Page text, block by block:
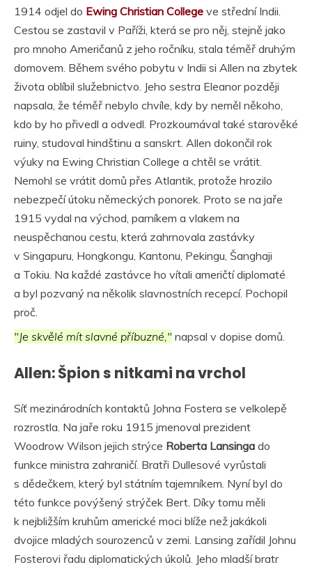
1914 odjel do Ewing Christian College ve střední Indii.
Cestou se zastavil v Paříži, která se pro něj, stejně jako
pro mnoho Američanů z jeho ročníku, stala téměř druhým
domovem. Během svého pobytu v Indii si Allen na zbytek
života oblíbil služebnictvo. Jeho sestra Eleanor později
napsala, že téměř nebylo chvíle, kdy by neměl někoho,
kdo by ho přivedl a odvedl. Prozkoumával také starověké
ruiny, studoval hindštinu a sanskrt. Allen dokončil rok
výuky na Ewing Christian College a chtěl se vrátit.
Nemohl se vrátit domů přes Atlantik, protože hrozilo
nebezpečí útoku německých ponorek. Proto se na jaře
1915 vydal na východ, parníkem a vlakem na
neuspěchanou cestu, která zahrnovala zastávky
v Singapuru, Hongkongu, Kantonu, Pekingu, Šanghaji
a Tokiu. Na každé zastávce ho vítali američtí diplomaté
a byl pozvaný na několik slavnostních recepcí. Pochopil
proč.
"Je skvělé mít slavné příbuzné," napsal v dopise domů.
Allen: Špion s nitkami na vrchol
Síť mezinárodních kontaktů Johna Fostera se velkolepě
rozrostla. Na jaře roku 1915 jmenoval prezident
Woodrow Wilson jejich strýce Roberta Lansinga do
funkce ministra zahraničí. Bratři Dullesové vyrůstali
s dědečkem, který byl státním tajemníkem. Nyní byl do
této funkce povýšený strýček Bert. Díky tomu měli
k nejbližším kruhům americké moci blíže než jakákoli
dvojice mladých sourozenců v zemi. Lansing zařídil Johnu
Fosterovi řadu diplomatických úkolů. Jeho mladší bratr